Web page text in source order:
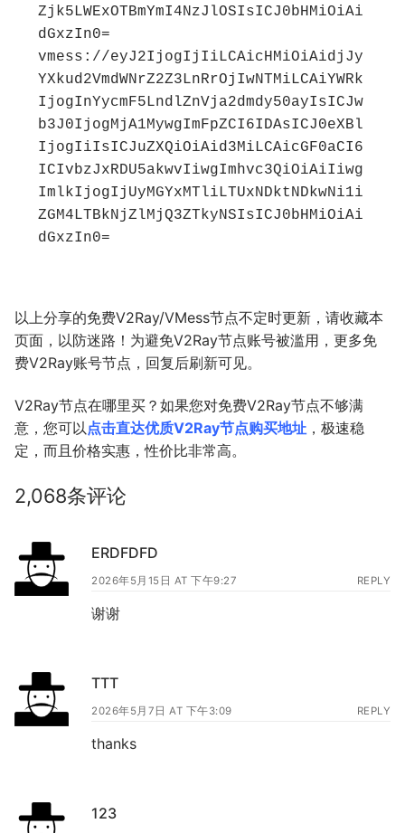
Zjk5LWExOTBmYmI4NzJlOSIsICJ0bHMiOiAi
dGxzIn0=
vmess://eyJ2IjogIjIiLCAicHMiOiAidjJy
YXkud2VmdWNrZ2Z3LnRrOjIwNTMiLCAiYWRk
IjogInYycmF5LndlZnVja2dmdy50ayIsICJw
b3J0IjogMjA1MywgImFpZCI6IDAsICJ0eXBl
IjogIiIsICJuZXQiOiAid3MiLCAicGF0aCI6
ICIvbzJxRDU5akwvIiwgImhvc3QiOiAiIiwg
ImlkIjogIjUyMGYxMTliLTUxNDktNDkwNi1i
ZGM4LTBkNjZlMjQ3ZTkyNSIsICJ0bHMiOiAi
dGxzIn0=
以上分享的免费V2Ray/VMess节点不定时更新，请收藏本
页面，以防迷路！为避免V2Ray节点账号被滥用，更多免
费V2Ray账号节点，回复后刷新可见。
V2Ray节点在哪里买？如果您对免费V2Ray节点不够满
意，您可以点击直达优质V2Ray节点购买地址 ，极速稳
定，而且价格实惠，性价比非常高。
2,068条评论
ERDFDFD
2026年5月15日 AT 下午9:27 REPLY
谢谢
TTT
2026年5月7日 AT 下午3:09 REPLY
thanks
123